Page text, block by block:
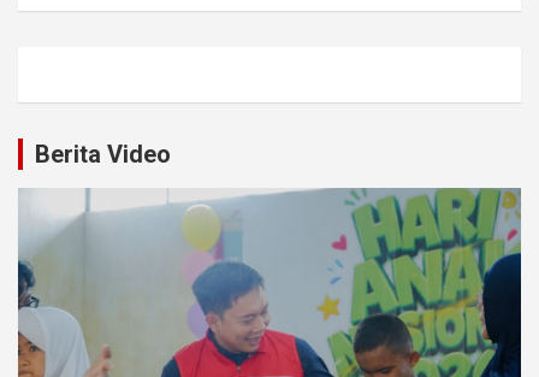
Berita Video